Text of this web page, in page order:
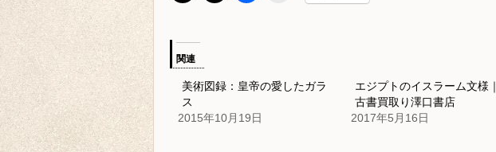
関連
美術図録：皇帝の愛したガラ
ス
2015年10月19日
エジプトのイスラーム文様｜
古書買取り澤口書店
2017年5月16日